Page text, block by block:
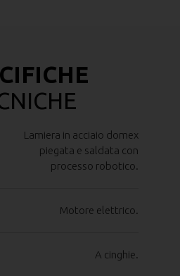
Lamiera in acciaio domex
piegata e saldata con
processo robotico.
Motore elettrico.
A cinghie.